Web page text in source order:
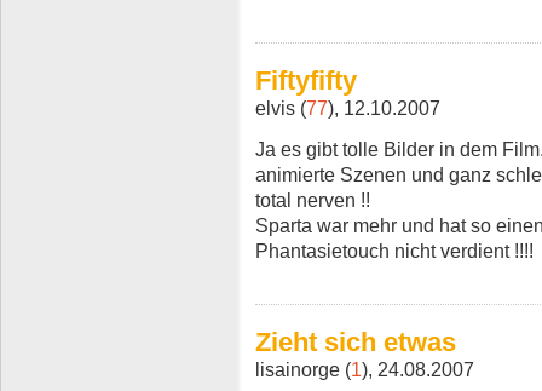
Fiftyfifty
elvis (77), 12.10.2007
Ja es gibt tolle Bilder in dem
animierte Szenen und ganz
total nerven !!
Sparta war mehr und hat so
Phantasietouch nicht verdient !!!!
Zieht sich etwas
lisainorge (1), 24.08.2007